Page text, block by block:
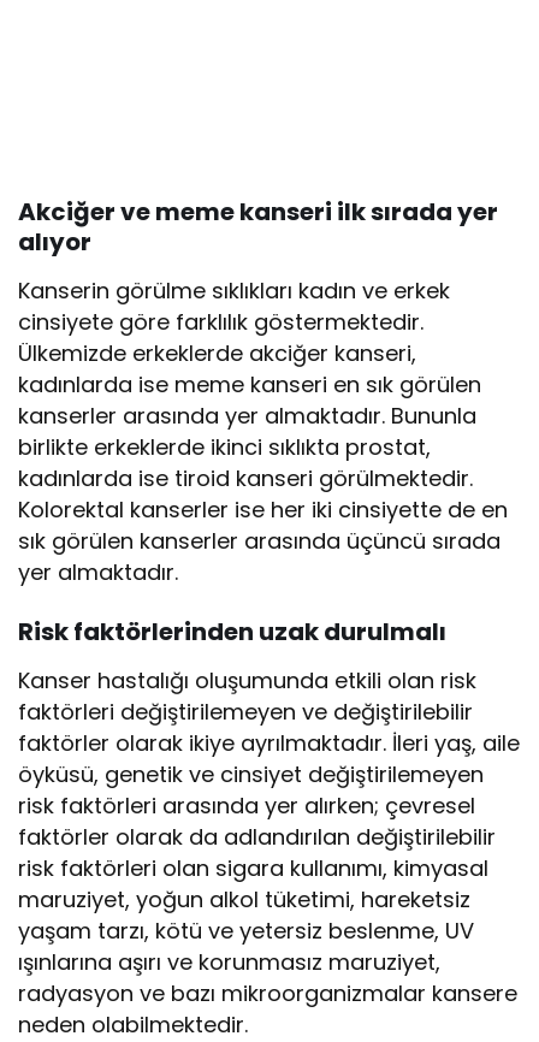
Akciğer ve meme kanseri ilk sırada yer
alıyor
Kanserin görülme sıklıkları kadın ve erkek
cinsiyete göre farklılık göstermektedir.
Ülkemizde erkeklerde akciğer kanseri,
kadınlarda ise meme kanseri en sık görülen
kanserler arasında yer almaktadır. Bununla
birlikte erkeklerde ikinci sıklıkta prostat,
kadınlarda ise tiroid kanseri görülmektedir.
Kolorektal kanserler ise her iki cinsiyette de en
sık görülen kanserler arasında üçüncü sırada
yer almaktadır.
Risk faktörlerinden uzak durulmalı
Kanser hastalığı oluşumunda etkili olan risk
faktörleri değiştirilemeyen ve değiştirilebilir
faktörler olarak ikiye ayrılmaktadır. İleri yaş, aile
öyküsü, genetik ve cinsiyet değiştirilemeyen
risk faktörleri arasında yer alırken; çevresel
faktörler olarak da adlandırılan değiştirilebilir
risk faktörleri olan sigara kullanımı, kimyasal
maruziyet, yoğun alkol tüketimi, hareketsiz
yaşam tarzı, kötü ve yetersiz beslenme, UV
ışınlarına aşırı ve korunmasız maruziyet,
radyasyon ve bazı mikroorganizmalar kansere
neden olabilmektedir.